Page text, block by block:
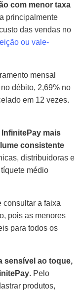
com menor taxa
principalmente
das vendas no
ou vale-
mensal
débito, 2,69% no
em 12 vezes.
InfinitePay mais
consistente
distribuidoras e
médio
consultar a faixa
pois as menores
para todos os
sensível ao toque,
. Pelo
produtos,